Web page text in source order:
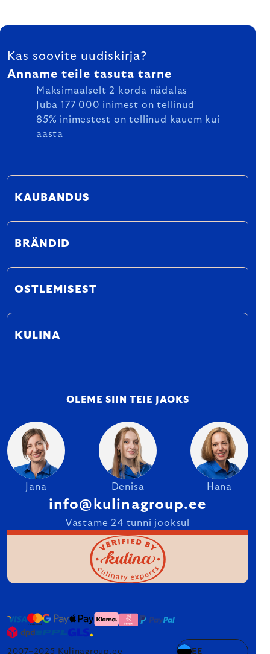
FOOTER
Kas soovite uudiskirja?
Anname teile tasuta tarne
Maksimaalselt 2 korda nädalas
Juba 177 000 inimest on tellinud
85% inimestest on tellinud kauem kui
aasta
KAUBANDUS
BRÄNDID
OSTLEMISEST
KULINA
OLEME SIIN TEIE JAOKS
Jana Denisa Hana
info@kulinagroup.ee
Vastame 24 tunni jooksul
2007–2025 Kulinagroup.ee EE